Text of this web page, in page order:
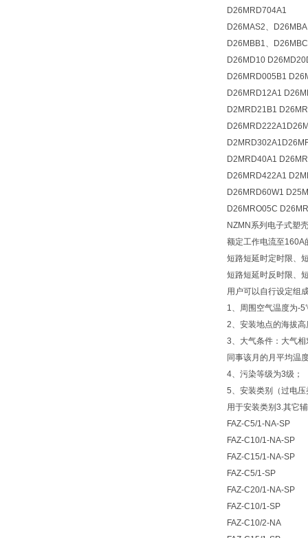
D26MRD704A1
D26MAS2、
D26MBB1、
D26MD10
D26MRD005B1
D26MRD12A1
D2MRD21B1
D2MRD40A1
D26MRD422A1
D26MRD60W1
D26MRO05C
NZMN系列电子式塑
额定工作电流至160A
短路短延时定时限、
短路短延时反时限、
用户可以自行设定组
1、周围空气温度为-
2、安装地点的海拔
3、大气条件：大气
同事该月的月平均温
4、污染等级为3级；
5、安装类别（过电
用于安装类别3.其它
FAZ-C5/1-NA-SP
FAZ-C10/1-NA-SP
FAZ-C15/1-NA-SP
FAZ-C5/1-SP
FAZ-C20/1-NA-SP
FAZ-C10/1-SP
FAZ-C10/2-NA